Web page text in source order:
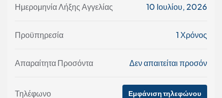
Ημερομηνία Λήξης Αγγελίας 10 Ιουλίου, 2026
Προϋπηρεσία 1 Χρόνος
Απαραίτητα Προσόντα Δεν απαιτείται προσόν
Τηλέφωνο Εμφάνιση τηλεφώνου